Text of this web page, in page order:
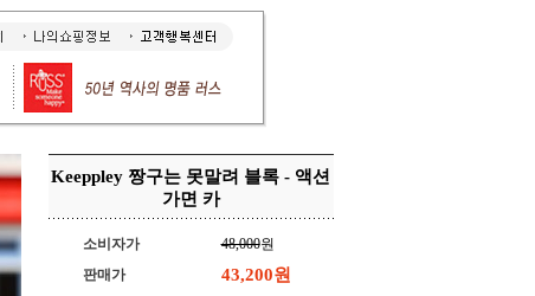
Keeppley 짱구는 못말려 블록 - 액션
가면 카
소비자가 48,000원
판매가
43,200원